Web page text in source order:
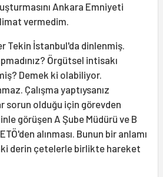
Ankara Emniyeti
vermedim.
Tekin İstanbul'da dinlenmiş.
Örgütsel intisakı
Demek ki olabiliyor.
Çalışma yaptıysanız
sorun olduğu için görevden
görüşen A Şube Müdürü ve B
alınması. Bunun bir anlamı
derin çetelerle birlikte hareket